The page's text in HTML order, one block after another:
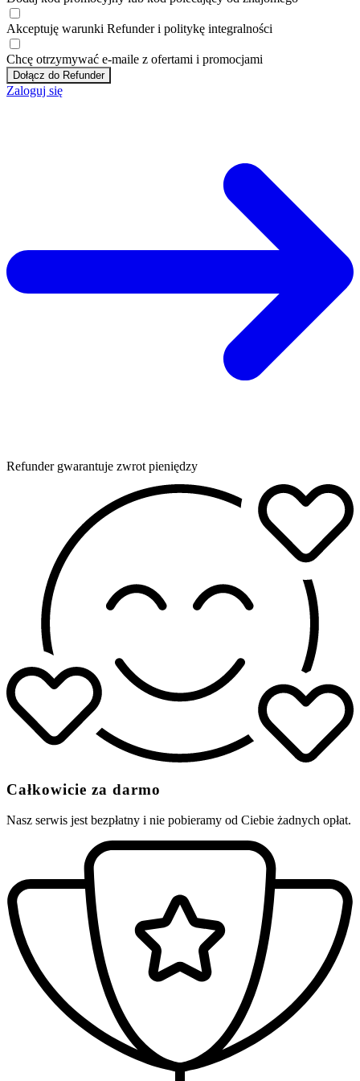
Akceptuję warunki Refunder i politykę integralności
Chcę otrzymywać e-maile z ofertami i promocjami
Dołącz do Refunder
Zaloguj się
Refunder gwarantuje zwrot pieniędzy
Całkowicie za darmo
Nasz serwis jest bezpłatny i nie pobieramy od Ciebie żadnych opłat.